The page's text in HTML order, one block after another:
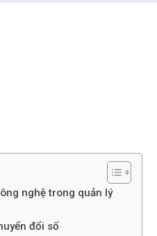
nghệ trong quản lý
đổi số